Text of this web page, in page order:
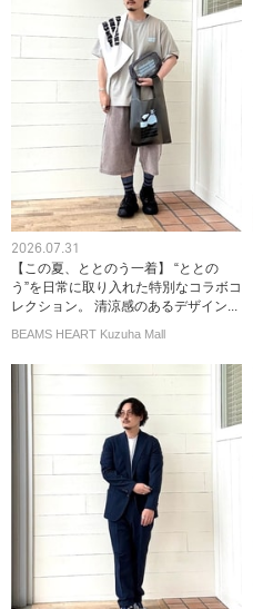
2026.07.31
【この夏、ととのう一着】 “ととの
う”を日常に取り入れた特別なコラボコ
レクション。 清涼感のあるデザイン...
BEAMS HEART Kuzuha Mall